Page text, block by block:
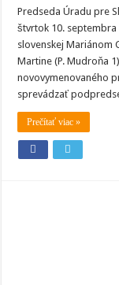
Predseda Úradu pre
štvrtok 10.
slovenskej Mariánom
Martine (P. Mudroňa
novovymenovaného
sprevádzať
Prečítať viac »